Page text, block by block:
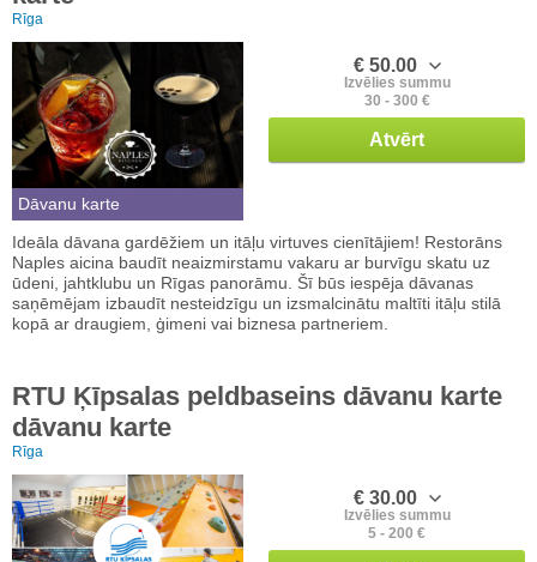
Rīga
Dāvanu karte
€ 50.00
Izvēlies summu
30 - 300 €
Atvērt
Ideāla dāvana gardēžiem un itāļu virtuves cienītājiem! Restorāns
Naples aicina baudīt neaizmirstamu vakaru ar burvīgu skatu uz
ūdeni, jahtklubu un Rīgas panorāmu. Šī būs iespēja dāvanas
saņēmējam izbaudīt nesteidzīgu un izsmalcinātu maltīti itāļu stilā
kopā ar draugiem, ģimeni vai biznesa partneriem.
RTU Ķīpsalas peldbaseins dāvanu karte
dāvanu karte
Rīga
€ 30.00
Izvēlies summu
5 - 200 €